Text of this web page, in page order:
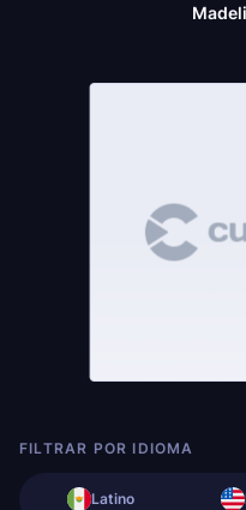
FILTRAR POR IDIOMA
Latino